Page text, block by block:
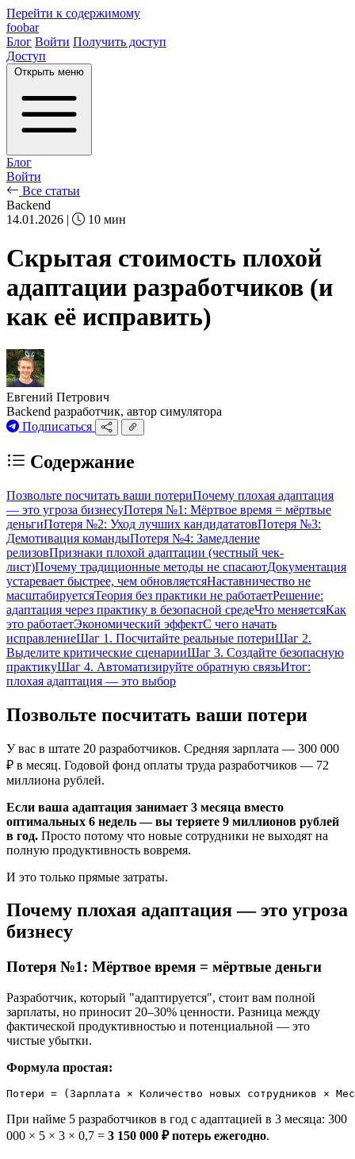
Перейти к содержимому
foobar
Блог Войти Получить доступ
Доступ
Открыть меню
Блог
Войти
Все статьи
Backend
14.01.2026 | 10 мин
Скрытая стоимость плохой
адаптации разработчиков (и
как её исправить)
Евгений Петрович
Backend разработчик, автор симулятора
Подписаться
Содержание
Позвольте посчитать ваши потериПочему плохая адаптация
— это угроза бизнесуПотеря №1: Мёртвое время = мёртвые
деньгиПотеря №2: Уход лучших кандидататовПотеря №3:
Демотивация командыПотеря №4: Замедление
релизовПризнаки плохой адаптации (честный чек-
лист)Почему традиционные методы не спасаютДокументация
устаревает быстрее, чем обновляетсяНаставничество не
масштабируетсяТеория без практики не работаетРешение:
адаптация через практику в безопасной средеЧто меняетсяКак
это работаетЭкономический эффектС чего начать
исправлениеШаг 1. Посчитайте реальные потериШаг 2.
Выделите критические сценарииШаг 3. Создайте безопасную
практикуШаг 4. Автоматизируйте обратную связьИтог:
плохая адаптация — это выбор
Позвольте посчитать ваши потери
У вас в штате 20 разработчиков. Средняя зарплата — 300 000
₽ в месяц. Годовой фонд оплаты труда разработчиков — 72
миллиона рублей.
Если ваша адаптация занимает 3 месяца вместо
оптимальных 6 недель — вы теряете 9 миллионов рублей
в год. Просто потому что новые сотрудники не выходят на
полную продуктивность вовремя.
И это только прямые затраты.
Почему плохая адаптация — это угроза
бизнесу
Потеря №1: Мёртвое время = мёртвые деньги
Разработчик, который "адаптируется", стоит вам полной
зарплаты, но приносит 20–30% ценности. Разница между
фактической продуктивностью и потенциальной — это
чистые убытки.
Формула простая:
При найме 5 разработчиков в год с адаптацией в 3 месяца: 300
000 × 5 × 3 × 0,7 = 3 150 000 ₽ потерь ежегодно.